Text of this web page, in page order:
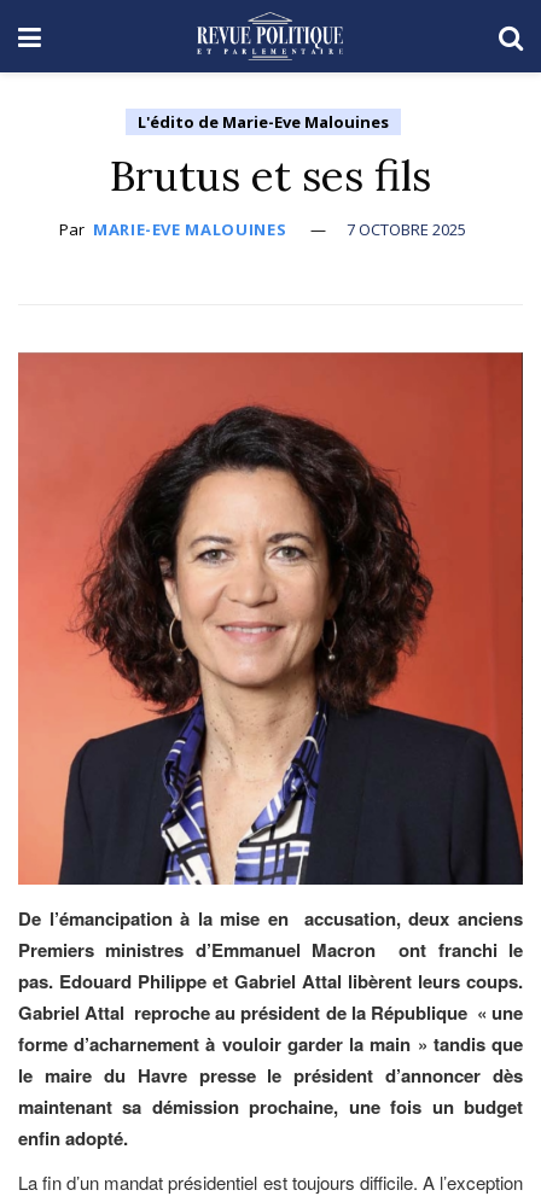
L'édito de Marie-Eve Malouines
Brutus et ses fils
Par MARIE-EVE MALOUINES 7 OCTOBRE 2025
De l’émancipation à la mise en accusation, deux anciens
Premiers ministres d’Emmanuel Macron ont franchi le
pas. Edouard Philippe et Gabriel Attal libèrent leurs coups.
Gabriel Attal reproche au président de la République « une
forme d’acharnement à vouloir garder la main » tandis que
le maire du Havre presse le président d’annoncer dès
maintenant sa démission prochaine, une fois un budget
enfin adopté.
La fin d’un mandat présidentiel est toujours difficile. A l’exception